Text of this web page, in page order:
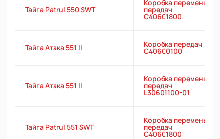
Тайга Patrul 550 SWT
Коробка перемены
передач
С40601800
Тайга Атака 551 II Коробка передач
C40600100
Тайга Атака 551 II
Коробка перемены
передач
L30601100-01
Тайга Patrul 551 SWT
Коробка перемены
передач
С40601800